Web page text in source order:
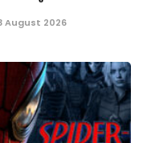
August 2026